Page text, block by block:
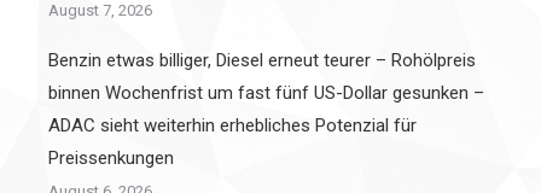
August 7, 2026
Benzin etwas billiger, Diesel erneut teurer – Rohölpreis
binnen Wochenfrist um fast fünf US-Dollar gesunken –
ADAC sieht weiterhin erhebliches Potenzial für
Preissenkungen